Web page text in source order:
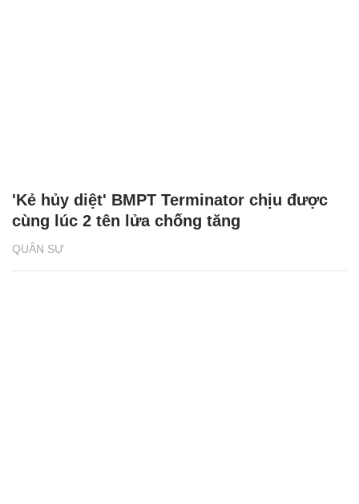
QUÂN SỰ
'Kẻ hủy diệt' BMPT Terminator chịu được
cùng lúc 2 tên lửa chống tăng